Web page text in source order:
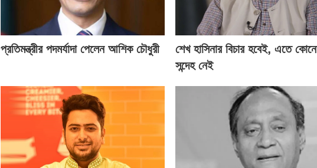
প্রতিমন্ত্রীর পদমর্যাদা পেলেন আশিক চৌধুরী
শেখ হাসিনার বিচার হবেই, এতে
সন্দেহ নেই